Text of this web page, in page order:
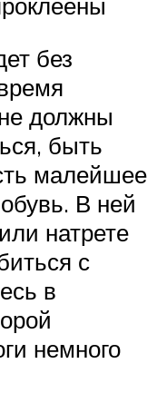
без
должны
быть
малейшее
В ней
натрете
с
в
немного